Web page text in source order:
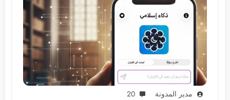
مدير المدونة 20